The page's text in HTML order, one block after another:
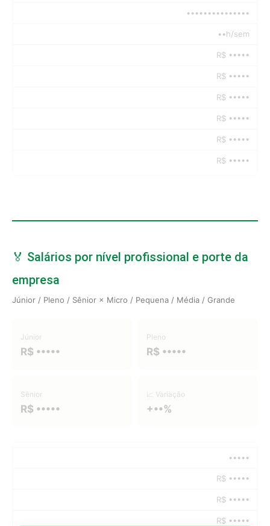
•••••••••••••••
••h/sem
R$ •••••
R$ •••••
R$ •••••
R$ •••••
R$ •••••
R$ •••••
🏅 Salários por nível profissional e porte da
empresa
Júnior / Pleno / Sênior × Micro / Pequena / Média / Grande
Júnior
R$ •••••
Pleno
R$ •••••
Sênior
R$ •••••
📈 Variação
+••%
•••••
R$ •••••
R$ •••••
R$ •••••